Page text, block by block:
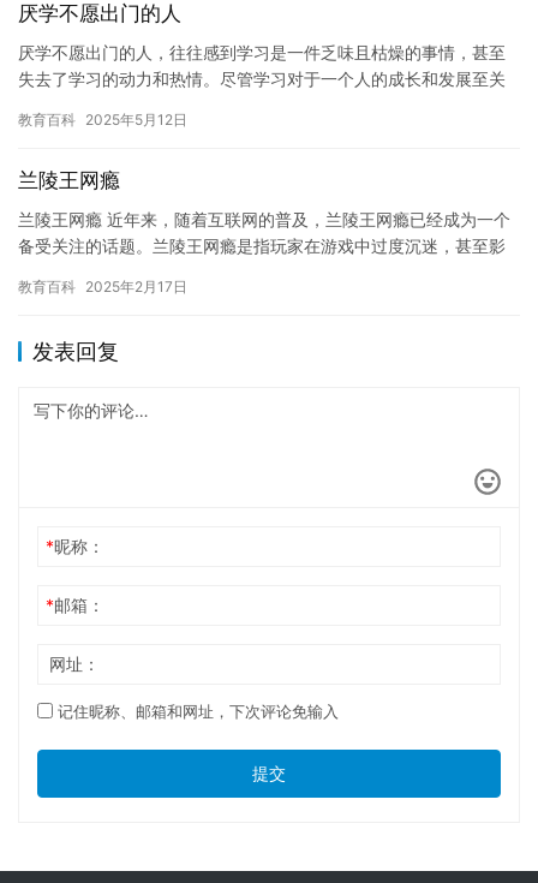
厌学不愿出门的人
厌学不愿出门的人，往往感到学习是一件乏味且枯燥的事情，甚至
失去了学习的动力和热情。尽管学习对于一个人的成长和发展至关
绪，重新…
教育百科 2025年5月12日
兰陵王网瘾
兰陵王网瘾 近年来，随着互联网的普及，兰陵王网瘾已经成为一个
备受关注的话题。兰陵王网瘾是指玩家在游戏中过度沉迷，甚至影
费…
教育百科 2025年2月17日
发表回复
*昵称：
*邮箱：
网址：
记住昵称、邮箱和网址，下次评论免输入
提交